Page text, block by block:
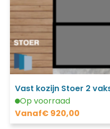
Vast kozijn Stoer 2
Op voorraad
Vanaf€ 920,00